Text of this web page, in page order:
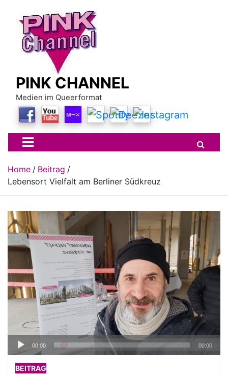
content
PINK CHANNEL
Medien im Queerformat
Home
Beitrag
Lebensort Vielfalt am Berliner Südkreuz
Audio-
Player
00:00 00:00
BEITRAG